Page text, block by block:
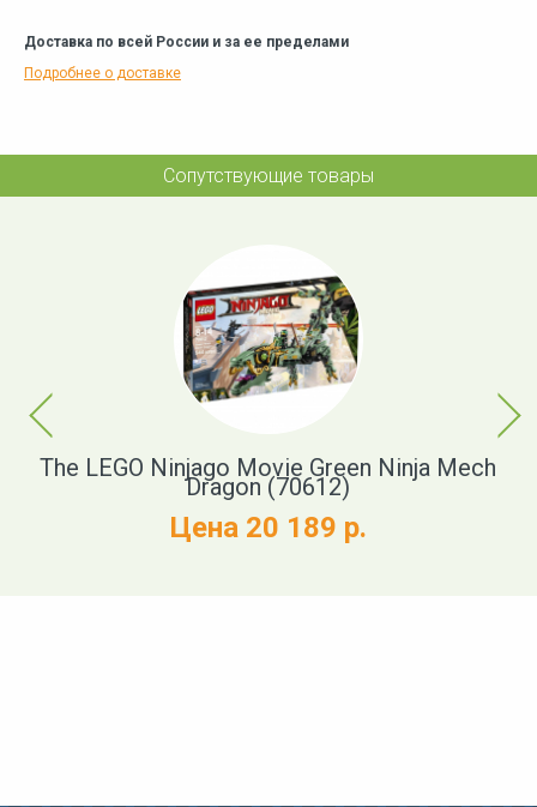
Доставка по всей России и за ее пределами
Подробнее о доставке
Сопутствующие товары
Previous
The LEGO Ninjago Movie Green Ninja Mech
Dragon (70612)
Цена 20 189 р.
Next